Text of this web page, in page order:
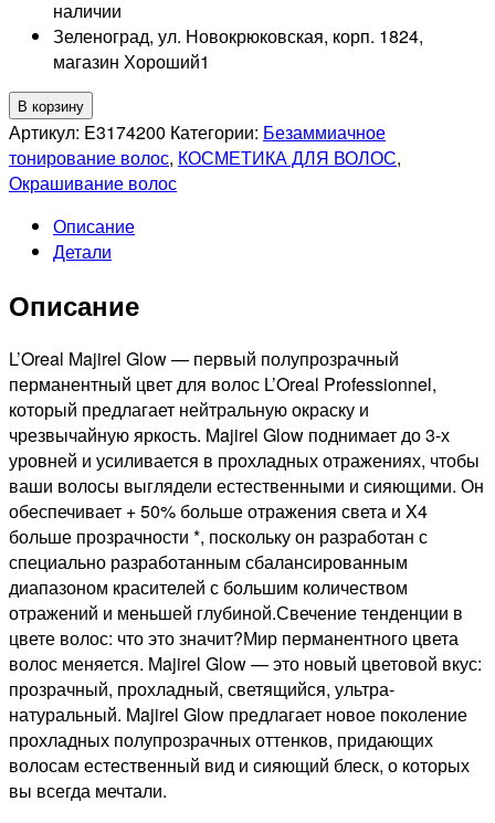
наличии
Зеленоград, ул. Новокрюковская, корп. 1824,
магазин Хороший1
Количество
товара
L'OREAL
PROFESSIONNEL
MAJIREL
GLOW
КРАСКА
ВОЛОС,
50мл
В корзину
Артикул: E3174200 Категории: Безаммиачное
тонирование волос, КОСМЕТИКА ДЛЯ ВОЛОС,
Окрашивание волос
Описание
Детали
Описание
L’Oreal Majirel Glow — первый полупрозрачный
перманентный цвет для волос L’Oreal Professionnel,
который предлагает нейтральную окраску и
чрезвычайную яркость. Majirel Glow поднимает до 3-х
уровней и усиливается в прохладных отражениях, чтобы
ваши волосы выглядели естественными и сияющими. Он
обеспечивает + 50% больше отражения света и X4
больше прозрачности *, поскольку он разработан с
специально разработанным сбалансированным
диапазоном красителей с большим количеством
отражений и меньшей глубиной.Свечение тенденции в
цвете волос: что это значит?Мир перманентного цвета
волос меняется. Majirel Glow — это новый цветовой вкус:
прозрачный, прохладный, светящийся, ультра-
натуральный. Majirel Glow предлагает новое поколение
прохладных полупрозрачных оттенков, придающих
волосам естественный вид и сияющий блеск, о которых
вы всегда мечтали.